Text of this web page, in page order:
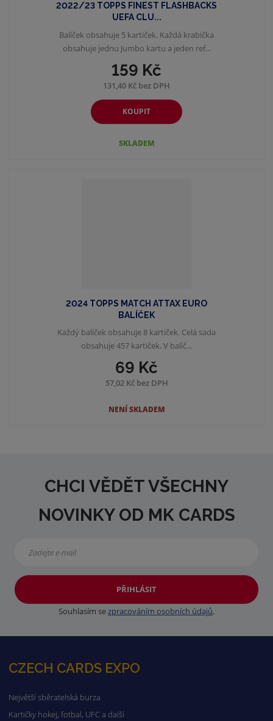
2022/23 TOPPS FINEST FLASHBACKS
UEFA CLU...
159 Kč
131,40 Kč bez DPH
KOUPIT
SKLADEM
Balíček obsahuje 5 kartiček. Každá krabička
obsahuje jednu Jumbo kartu a jeden ref...
2024 TOPPS MATCH ATTAX EURO
BALÍČEK
69 Kč
57,02 Kč bez DPH
NENÍ SKLADEM
Každý balíček obsahuje 8 kartiček. Celá sada
obsahuje 457 kartiček. V balíč...
CHCI VĚDĚT VŠECHNY
NOVINKY OD MK CARDS
PŘIHLÁSIT
Souhlasím sezpracováním osobních údajů.
CZECH CARDS EXPO
Největší sběratelská burza
Kartičky hokej, fotbal, UFC a další